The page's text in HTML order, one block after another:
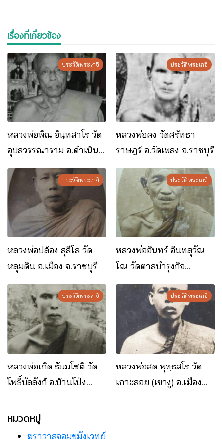
เรื่องที่เกี่ยวข้อง
ประวัติพระเกจิ
หลวงพ่อพิณ อินฺทสาโร วัด​
อุบล​วรรณาราม​ อ.ดำเนิน
งาน​สะดวก​ จ.ราชบุรี
ประวัติพระเกจิ
หลวงพ่อคง วัดศรัทธา
ราษฎร์ อ.วัดเพลง จ.ราชบุรี
ประวัติพระเกจิ
หลวงพ่อปล้อง สุลีโล วัด
หลุมดิน อ.เมือง จ.ราชบุรี
ประวัติพระเกจิ
หลวงพ่ออินทร์ อินทสุวัณ
โณ วัดตาลบำรุงกิจ
อ.ดำเนินสะดวก จ.ราชบุรี
ประวัติพระเกจิ
หลวงพ่อเกิด ธัมมโชติ วัด
โพธิ์บัลลังก์ อ.บ้านโป่ง
ประวัติพระเกจิ
หลวงพ่อสด พุทฺธสโร วัด
เกาะลอย (เขางู) อ.เมือง
หมวดหมู่
ฆราวาสจอมขมังเวทย์